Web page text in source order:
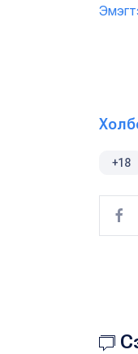
+18